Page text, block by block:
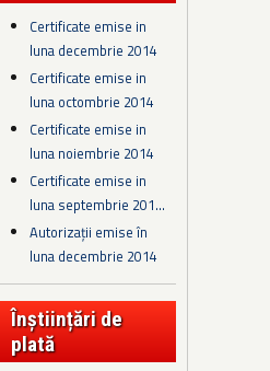
Certificate emise in
luna decembrie 2014
Certificate emise in
luna octombrie 2014
Certificate emise in
luna noiembrie 2014
Certificate emise in
luna septembrie 201...
Autorizații emise în
luna decembrie 2014
Înștiințări de
plată